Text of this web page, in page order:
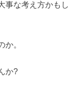
事な考え方かもし
か。
か?